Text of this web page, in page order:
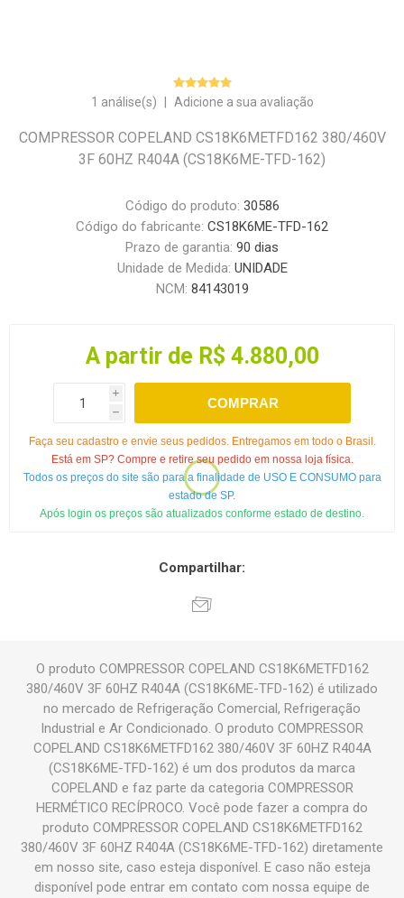
1 análise(s) Adicione a sua avaliação
COMPRESSOR COPELAND CS18K6METFD162 380/460V
3F 60HZ R404A (CS18K6ME-TFD-162)
Código do produto: 30586
Código do fabricante: CS18K6ME-TFD-162
Prazo de garantia: 90 dias
Unidade de Medida: UNIDADE
NCM: 84143019
A partir de R$ 4.880,00
i
h
COMPRAR
Faça seu cadastro e envie seus pedidos. Entregamos em todo o Brasil.
Está em SP? Compre e retire seu pedido em nossa loja física.
Todos os preços do site são para a finalidade de USO E CONSUMO para
estado de SP.
Após login os preços são atualizados conforme estado de destino.
Compartilhar:
O produto COMPRESSOR COPELAND CS18K6METFD162
380/460V 3F 60HZ R404A (CS18K6ME-TFD-162) é utilizado
no mercado de Refrigeração Comercial, Refrigeração
Industrial e Ar Condicionado. O produto COMPRESSOR
COPELAND CS18K6METFD162 380/460V 3F 60HZ R404A
(CS18K6ME-TFD-162) é um dos produtos da marca
COPELAND e faz parte da categoria COMPRESSOR
HERMÉTICO RECÍPROCO. Você pode fazer a compra do
produto COMPRESSOR COPELAND CS18K6METFD162
380/460V 3F 60HZ R404A (CS18K6ME-TFD-162) diretamente
em nosso site, caso esteja disponível. E caso não esteja
disponível pode entrar em contato com nossa equipe de